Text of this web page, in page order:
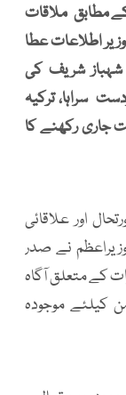
مطابق ملاقات
اطلاعات عطا
شہباز شریف کی
سراہا، ترکیہ
جاری رکھنے کا
اور علاقائی
نے صدر
کے متعلق آگاہ
کیلئے موجودہ